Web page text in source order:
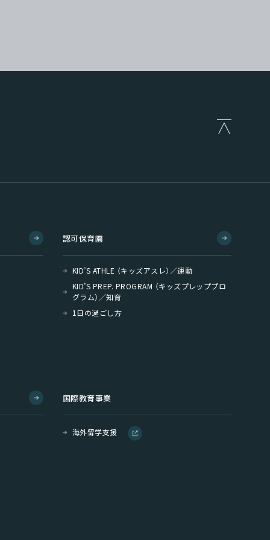
認可保育園
KID’S ATHLE （キッズアスレ）／運動
KID’S PREP. PROGRAM （キッズプレッププロ
グラム）／知育
1日の過ごし方
国際教育事業
海外留学支援